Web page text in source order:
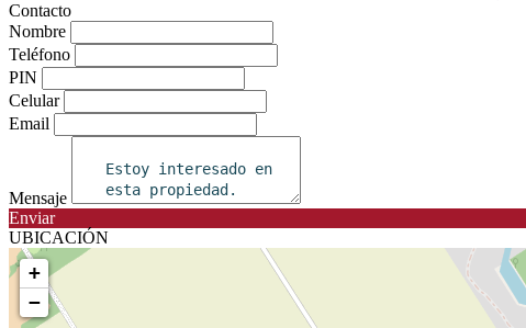
Contacto
Nombre
Teléfono
PIN
Celular
Email
Mensaje
Enviar
UBICACIÓN
+
−